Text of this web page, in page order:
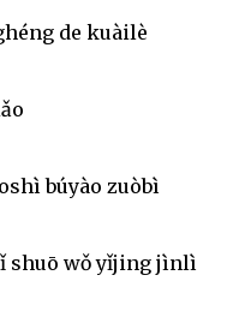
de kuàilè
búyào zuòbì
shuō wǒ yǐjing jìnlì